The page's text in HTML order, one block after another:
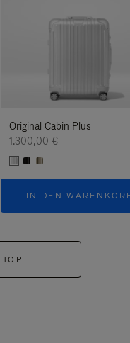
Original Cabin Plus
1.300,00 €
IN DEN